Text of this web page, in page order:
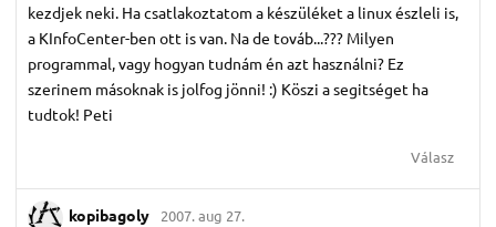
kezdjek neki. Ha csatlakoztatom a készüléket a linux észleli is,
a KInfoCenter-ben ott is van. Na de továb...??? Milyen
programmal, vagy hogyan tudnám én azt használni? Ez
szerinem másoknak is jolfog jönni! :) Köszi a segitséget ha
tudtok! Peti
Válasz
kopibagoly 2007. aug 27.